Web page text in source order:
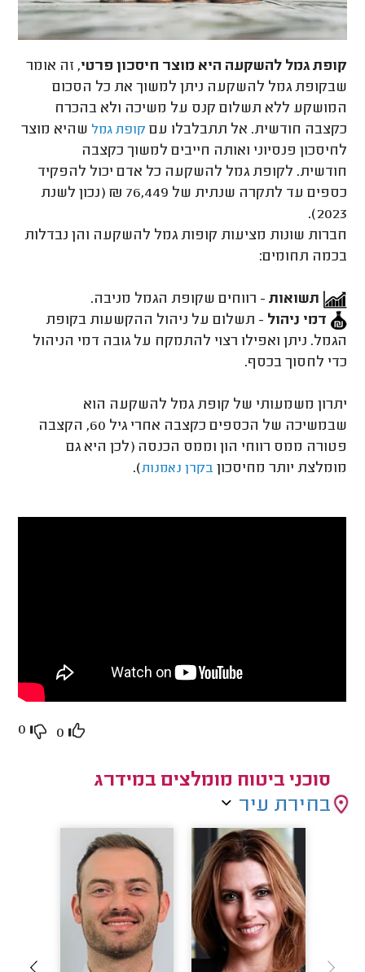
קופת גמל להשקעה היא מוצר חיסכון פרטי, זה אומר
שבקופת גמל להשקעה ניתן למשוך את כל הסכום
המושקע ללא תשלום קנס על משיכה ולא בהכרח
כקצבה חודשית. אל תתבלבלו עם קופת גמל שהיא מוצר
לחיסכון פנסיוני ואותה חייבים למשוך כקצבה
חודשית. לקופת גמל להשקעה כל אדם יכול להפקיד
כספים עד לתקרה שנתית של 76,449 ₪ (נכון לשנת
2023).
חברות שונות מציעות קופות גמל להשקעה והן נבדלות
בכמה תחומים:
תשואות - רווחים שקופת הגמל מניבה.
דמי ניהול - תשלום על ניהול ההקשעות בקופת
הגמל. ניתן ואפילו רצוי להתמקח על גובה דמי הניהול
כדי לחסוך בכסף.
יתרון משמעותי של קופת גמל להשקעה הוא
שבמשיכה של הכספים כקצבה אחרי גיל 60, הקצבה
פטורה ממס רווחי הון וממס הכנסה (לכן היא גם
מומלצת יותר מחיסכון בקרן נאמנות).
0
0
סוכני ביטוח מומלצים במידרג
בחירת עיר